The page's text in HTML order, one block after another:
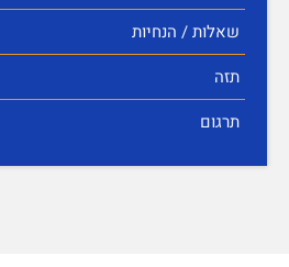
שאלות / הנחיות
תזה
תרגום